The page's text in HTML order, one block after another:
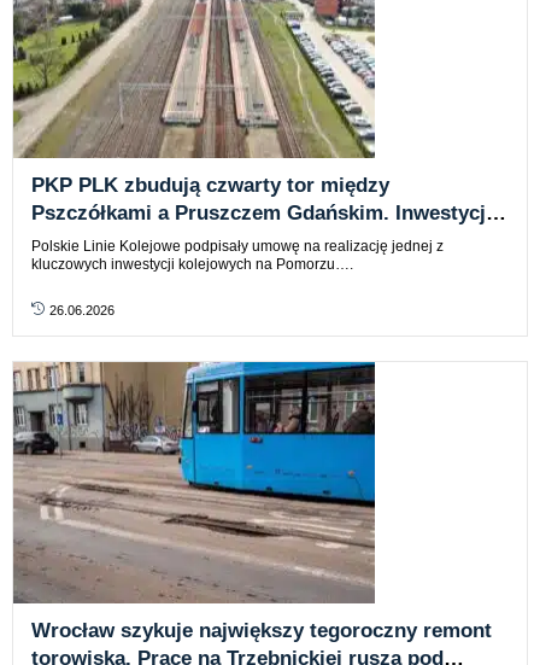
PKP PLK zbudują czwarty tor między
Pszczółkami a Pruszczem Gdańskim. Inwestycja
za blisko 483 mln zł
Polskie Linie Kolejowe podpisały umowę na realizację jednej z
kluczowych inwestycji kolejowych na Pomorzu….
26.06.2026
Wrocław szykuje największy tegoroczny remont
torowiska. Prace na Trzebnickiej ruszą pod